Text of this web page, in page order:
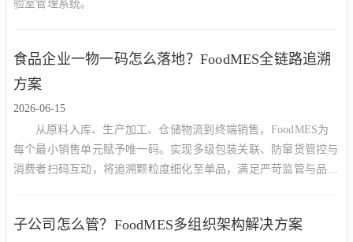
验室管理系统。
食品企业一物一码怎么落地？FoodMES全链路追溯
方案
2026-06-15
从原料入库、生产加工、仓储物流到终端销售，FoodMES为
每个最小销售单元赋予唯一码。实现多级包装关联、防窜货管控与
消费者扫码互动，将追溯颗粒度细化至单品，满足严苛监管与品牌
子公司怎么管？FoodMES多组织架构解决方案